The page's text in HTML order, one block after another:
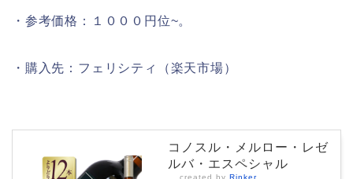
・参考価格：１０００円位~。
・購入先：フェリシティ（楽天市場）
コノスル・メルロー・レゼ
ルバ・エスペシャル
created by Rinker